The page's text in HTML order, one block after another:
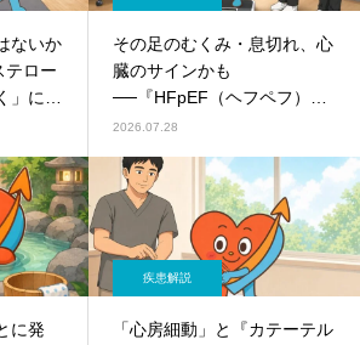
ないか
テロー
」に変
その足のむくみ・息切れ、心
臓のサインかも
──『HFpEF（ヘフペフ）』
とは
2026.07.28
に発
疾患解説
「心房細動」と『カテーテル